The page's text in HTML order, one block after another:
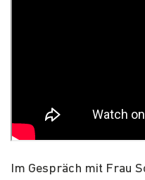
Im Gespräch mit Frau